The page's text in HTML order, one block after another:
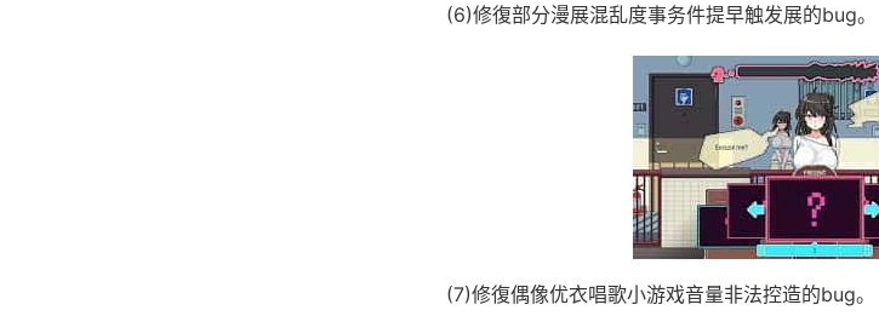
(6)修復部分漫展混乱度事务件提早触发展的bug。
(7)修復偶像优衣唱歌小游戏音量非法控造的bug。